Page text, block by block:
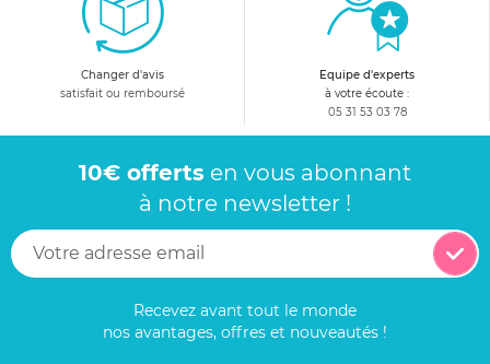
Changer d'avis
satisfait ou remboursé
Equipe d'experts
à votre écoute :
05 31 53 03 78
10€ offerts en vous abonnant
à notre newsletter !
Recevez avant tout le monde
nos avantages, offres et nouveautés !